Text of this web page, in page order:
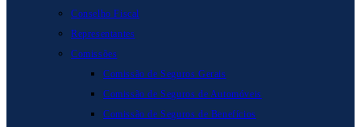
Conselho Fiscal
Representantes
Comissões
Comissão de Seguros Gerais
Comissão de Seguros de Automóveis
Comissão de Seguros de Benefícios